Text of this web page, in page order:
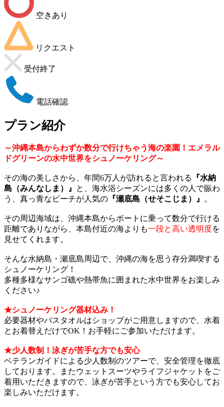
空きあり
リクエスト
受付終了
電話確認
プラン紹介
～沖縄本島からわずか数分で行けちゃう海の楽園！エメラル
ドグリーンの水中世界をシュノーケリング～
その海の美しさから、年間6万人が訪れると言われる
『水納
島（みんなしま）』
と、海水浴シーズンには多くの人で賑わ
う、真っ青なビーチが人気の 『瀬底島（せそこじま）』 。
その周辺海域は、沖縄本島からボートに乗って数分で行ける
距離でありながら、本島付近の海よりも一段と高い透明度を
見せてくれます。
そんな水納島・瀬底島周辺で、沖縄の海を思う存分満喫する
シュノーケリング！
多種多様なサンゴ礁や熱帯魚に囲まれた水中世界をお楽しみ
ください♪
★シュノーケリング器材込み！
必要器材やバスタオルはショップがご用意しますので、水着
とお着替えだけでOK！お手軽にご参加いただけます。
★少人数制！泳ぎが苦手な方でも安心
ベテランガイドによる少人数制のツアーで、安全管理を徹底
しております。またウェットスーツやライフジャケットをご
着用いただきますので、泳ぎが苦手という方でも安心してお
楽しみいただけます。